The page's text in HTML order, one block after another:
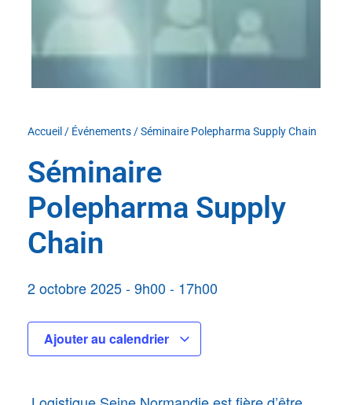
Accueil / Événements/Séminaire Polepharma Supply Chain
Séminaire
Polepharma Supply
Chain
2 octobre 2025-9h00- 17h00
Ajouter au calendrier